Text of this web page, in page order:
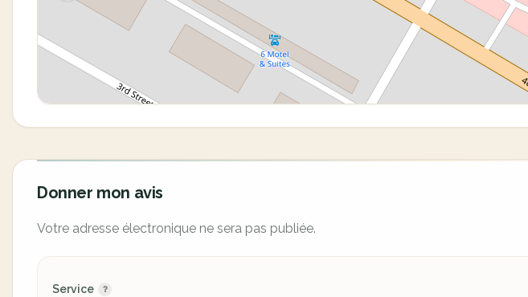
Donner mon avis
Votre adresse électronique ne sera pas publiée.
Service